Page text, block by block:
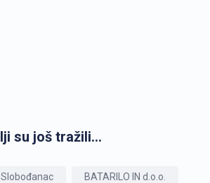
su još tražili...
Slobođanac BATARILO IN d.o.o.